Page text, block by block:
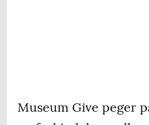
Museum Give peger